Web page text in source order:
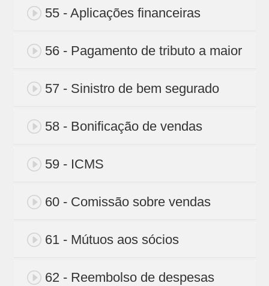
55 - Aplicações financeiras
56 - Pagamento de tributo a maior
57 - Sinistro de bem segurado
58 - Bonificação de vendas
59 - ICMS
60 - Comissão sobre vendas
61 - Mútuos aos sócios
62 - Reembolso de despesas